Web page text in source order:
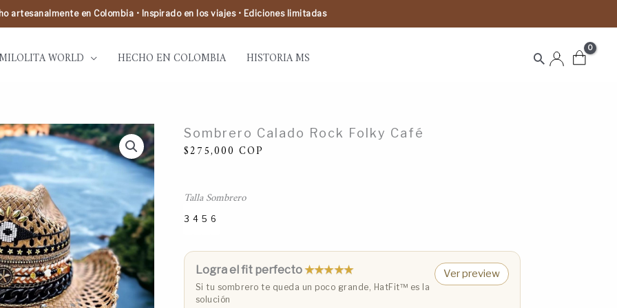
artesanalmente en Colombia • Inspirado en los viajes • Ediciones limitadas
WORLD HECHO EN COLOMBIA HISTORIA MS Buscar
Sombrero Calado Rock Folky Café
$275,000 COP
Talla Sombrero
3 4 5 6
Logra el fit perfecto★★★★★
Si tu sombrero te queda un poco grande, HatFit™️ es la
solución
Ver preview
Sombrero
Calado
Rock
Folky